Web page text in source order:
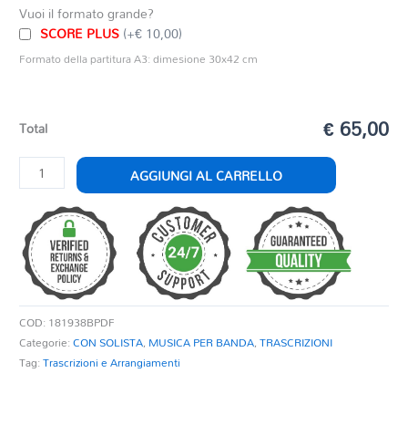
Vuoi il formato grande?
SCORE PLUS(+€ 10,00)
Formato della partitura A3: dimesione 30x42 cm
Total € 65,00
ITALIAN
POLKA
quantità
AGGIUNGI AL CARRELLO
COD: 181938BPDF
Categorie:CON SOLISTA, MUSICA PER BANDA,TRASCRIZIONI
Tag:Trascrizioni e Arrangiamenti